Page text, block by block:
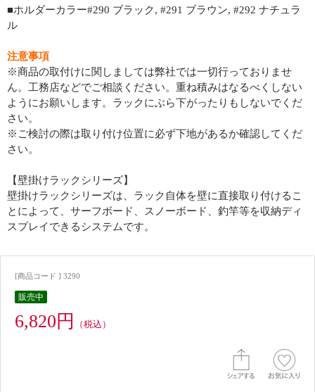
■ホルダーカラー#290 ブラック, #291 ブラウン, #292 ナチュラ
ル
注意事項
※商品の取付けに関しましては弊社では一切行っておりませ
ん。工務店などでご相談ください。重ね積みはなるべくしない
ようにお願いします。ラックにぶら下がったりもしないでくだ
さい。
※ご検討の際は取り付け位置に必ず下地があるか確認してくだ
さい。
【壁掛けラックシリーズ】
壁掛けラックシリーズは、ラック自体を壁に直接取り付けるこ
とによって、サーフボード、スノーボード、釣竿等を収納ディ
スプレイできるシステムです。
[商品コード ] 3290
販売中
6,820円 （税込）